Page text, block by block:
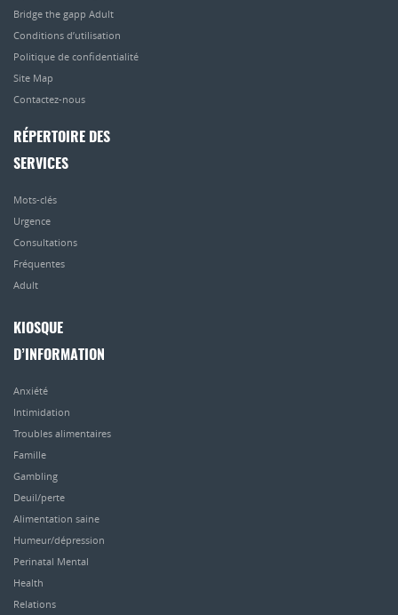
Bridge the gapp Adult
Conditions d’utilisation
Politique de confidentialité
Site Map
Contactez-nous
RÉPERTOIRE DES
SERVICES
Mots-clés
Urgence
Consultations
Fréquentes
Adult
KIOSQUE
D’INFORMATION
Anxiété
Intimidation
Troubles alimentaires
Famille
Gambling
Deuil/perte
Alimentation saine
Humeur/dépression
Perinatal Mental
Health
Relations